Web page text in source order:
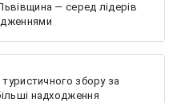
— серед лідерів
збору за
надходження